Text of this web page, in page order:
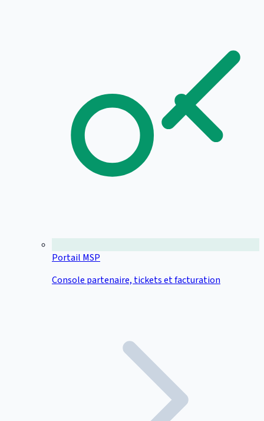
Portail MSP
Console partenaire, tickets et facturation